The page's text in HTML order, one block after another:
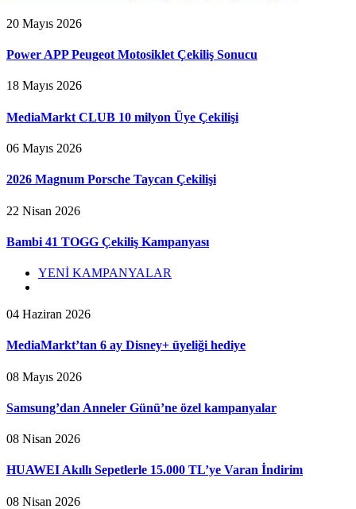
20 Mayıs 2026
Power APP Peugeot Motosiklet Çekiliş Sonucu
18 Mayıs 2026
MediaMarkt CLUB 10 milyon Üye Çekilişi
06 Mayıs 2026
2026 Magnum Porsche Taycan Çekilişi
22 Nisan 2026
Bambi 41 TOGG Çekiliş Kampanyası
YENİ KAMPANYALAR
04 Haziran 2026
MediaMarkt’tan 6 ay Disney+ üyeliği hediye
08 Mayıs 2026
Samsung’dan Anneler Günü’ne özel kampanyalar
08 Nisan 2026
HUAWEI Akıllı Sepetlerle 15.000 TL’ye Varan İndirim
08 Nisan 2026